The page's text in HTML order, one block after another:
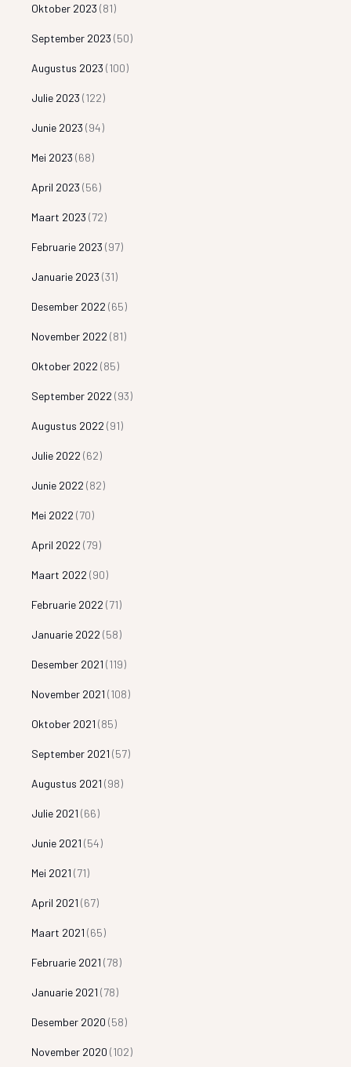
Oktober 2023 (81)
September 2023 (50)
Augustus 2023 (100)
Julie 2023 (122)
Junie 2023 (94)
Mei 2023 (68)
April 2023 (56)
Maart 2023 (72)
Februarie 2023 (97)
Januarie 2023 (31)
Desember 2022 (65)
November 2022 (81)
Oktober 2022 (85)
September 2022 (93)
Augustus 2022 (91)
Julie 2022 (62)
Junie 2022 (82)
Mei 2022 (70)
April 2022 (79)
Maart 2022 (90)
Februarie 2022 (71)
Januarie 2022 (58)
Desember 2021 (119)
November 2021 (108)
Oktober 2021 (85)
September 2021 (57)
Augustus 2021 (98)
Julie 2021 (66)
Junie 2021 (54)
Mei 2021 (71)
April 2021 (67)
Maart 2021 (65)
Februarie 2021 (78)
Januarie 2021 (78)
Desember 2020 (58)
November 2020 (102)